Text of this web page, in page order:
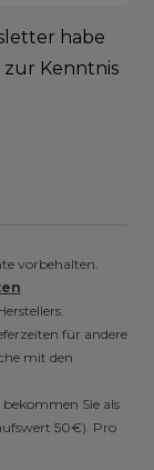
habe
zur Kenntnis
vorbehalten.
für andere
mit den
Sie als
50€). Pro